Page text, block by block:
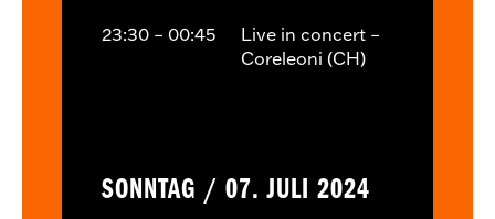
23:30 – 00:45
Live in concert –
Coreleoni (CH)
SONNTAG / 07. JULI 2024